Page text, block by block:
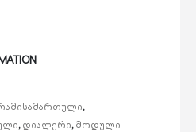
,
,დიალერი,მოდული